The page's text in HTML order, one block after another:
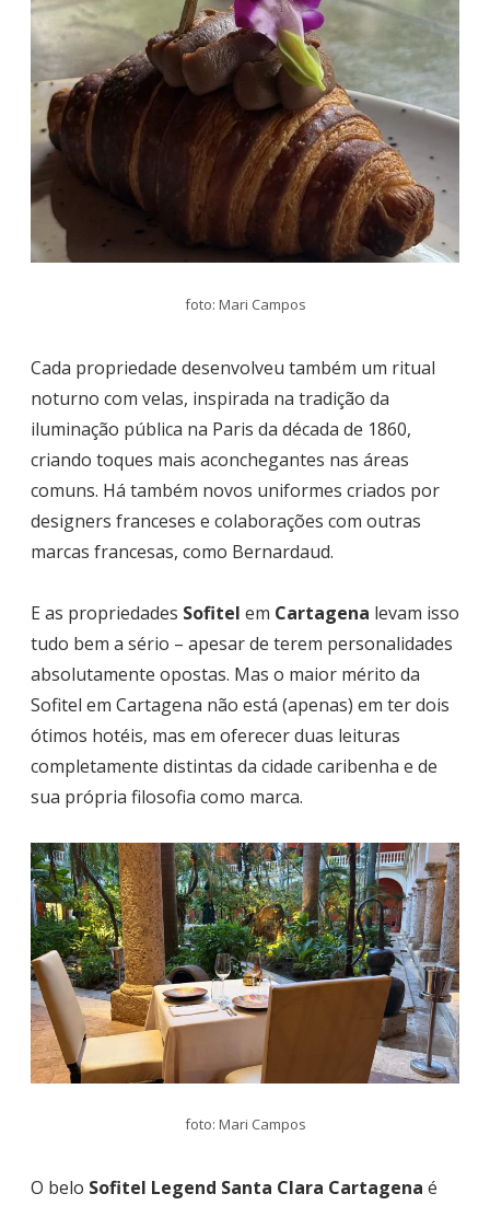
foto: Mari Campos
Cada propriedade desenvolveu também um ritual
noturno com velas, inspirada na tradição da
iluminação pública na Paris da década de 1860,
criando toques mais aconchegantes nas áreas
comuns. Há também novos uniformes criados por
designers franceses e colaborações com outras
marcas francesas, como Bernardaud.
E as propriedades Sofitel em Cartagena levam isso
tudo bem a sério – apesar de terem personalidades
absolutamente opostas. Mas o maior mérito da
Sofitel em Cartagena não está (apenas) em ter dois
ótimos hotéis, mas em oferecer duas leituras
completamente distintas da cidade caribenha e de
sua própria filosofia como marca.
foto: Mari Campos
O belo Sofitel Legend Santa Clara Cartagena é